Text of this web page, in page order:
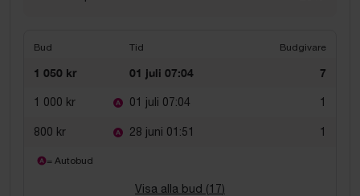
Bud Tid Budgivare
1 050 kr 01 juli 07:04 7
1 000 kr 01 juli 07:04 1
800 kr 28 juni 01:51 1
= Autobud
Visa alla bud (17)